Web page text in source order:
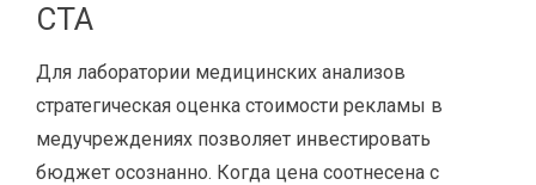
CTA
Для лаборатории медицинских анализов
стратегическая оценка стоимости рекламы в
медучреждениях позволяет инвестировать
бюджет осознанно. Когда цена соотнесена с